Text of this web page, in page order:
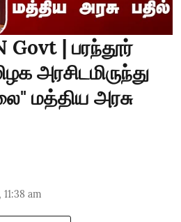
Govt | பரந்தூர்
அரசிடமிருந்து
மத்திய அரசு
am